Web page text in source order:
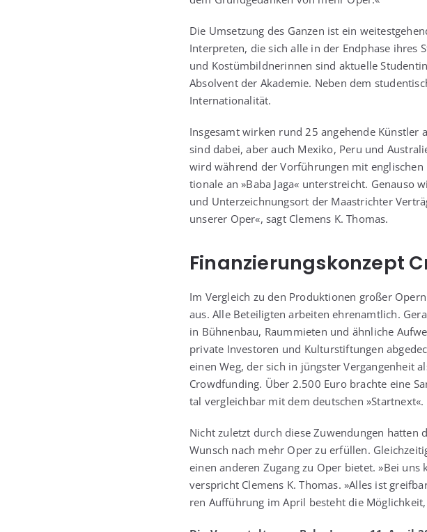
Die Umset­zung des Gan­zen ist ein
Inter­pre­ten, die sich alle in der End­pha­se ihres
und Kos­tüm­bild­ne­rin­nen sind aktu­el­le
Absol­vent der Aka­de­mie. Neben dem
Internationalität.
Ins­ge­samt wir­ken rund 25 ange­hen­de Künst­ler
sind dabei, aber auch Mexi­ko, Peru und
wird wäh­rend der Vor­füh­run­gen mit
tio­na­le an »Baba Jaga« unter­streicht. Genau­so
und Unter­zeich­nungs­ort der Maas­trich­ter
unse­rer Oper«, sagt Cle­mens K. Thomas.
Finanzierungskonzept
Im Ver­gleich zu den Pro­duk­tio­nen gro­ßer
aus. Alle Betei­lig­ten arbei­ten ehren­amt­lich.
in Büh­nen­bau, Raum­mie­ten und ähn­li­che
pri­va­te Inves­to­ren und Kul­tur­stif­tun­gen
einen Weg, der sich in jüngs­ter Ver­gan­gen­heit
Crowd­fun­ding. Über 2.500 Euro brach­te eine
tal ver­gleich­bar mit dem deut­schen »Start­next«.
Nicht zuletzt durch die­se Zuwen­dun­gen hat­ten
Wunsch nach mehr Oper zu erfül­len.
einen ande­ren Zugang zu Oper bie­tet. »Bei uns
ver­spricht Cle­mens K. Tho­mas. »Alles ist
ren Auf­füh­rung im April besteht die